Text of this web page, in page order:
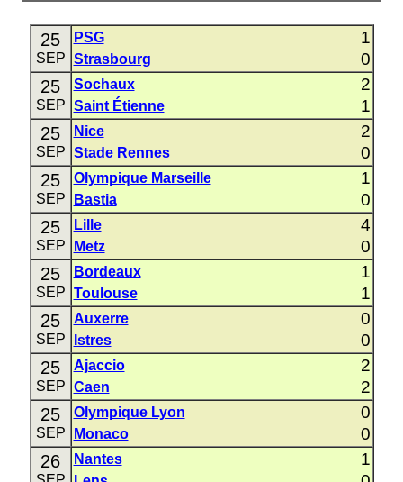
25
SEP
PSG 1
Strasbourg 0
25
SEP
Sochaux 2
Saint Étienne 1
25
SEP
Nice 2
Stade Rennes 0
25
SEP
Olympique Marseille 1
Bastia 0
25
SEP
Lille 4
Metz 0
25
SEP
Bordeaux 1
Toulouse 1
25
SEP
Auxerre 0
Istres 0
25
SEP
Ajaccio 2
Caen 2
25
SEP
Olympique Lyon 0
Monaco 0
26 Nantes 1